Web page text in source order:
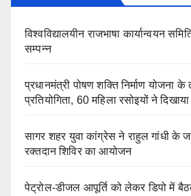
विश्वविद्यालयीन राजभाषा कार्यान्वयन
सम्पन्न
प्रधानमंत्री पोषण शक्ति निर्माण योजना
प्रतियोगिता, 60 महिला रसोइयों ने
सागर शहर युवा कांग्रेस ने राहुल गांधी के
रक्तदान शिविर का आयोजन
पेट्रोल-डीजल आपूर्ति को लेकर डिपो में